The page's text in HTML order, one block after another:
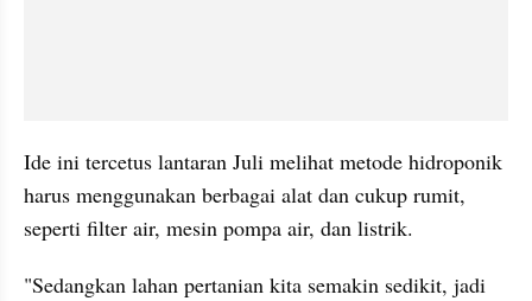
Ide ini tercetus lantaran Juli melihat metode hidroponik
harus menggunakan berbagai alat dan cukup rumit,
seperti filter air, mesin pompa air, dan listrik.
"Sedangkan lahan pertanian kita semakin sedikit, jadi